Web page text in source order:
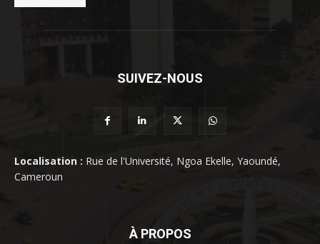
SUIVEZ-NOUS
Localisation : Rue de l'Université, Ngoa Ekelle, Yaoundé,
Cameroun
À PROPOS